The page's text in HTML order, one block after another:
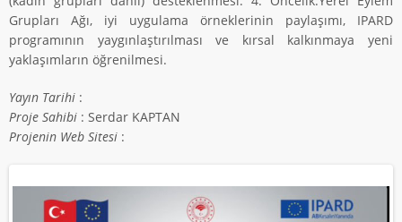
Grupları Ağı, iyi uygulama örneklerinin paylaşımı, IPARD
programının yaygınlaştırılması ve kırsal kalkınmaya yeni
yaklaşımların öğrenilmesi.
Yayın Tarihi :
Proje Sahibi : Serdar KAPTAN
Projenin Web Sitesi :